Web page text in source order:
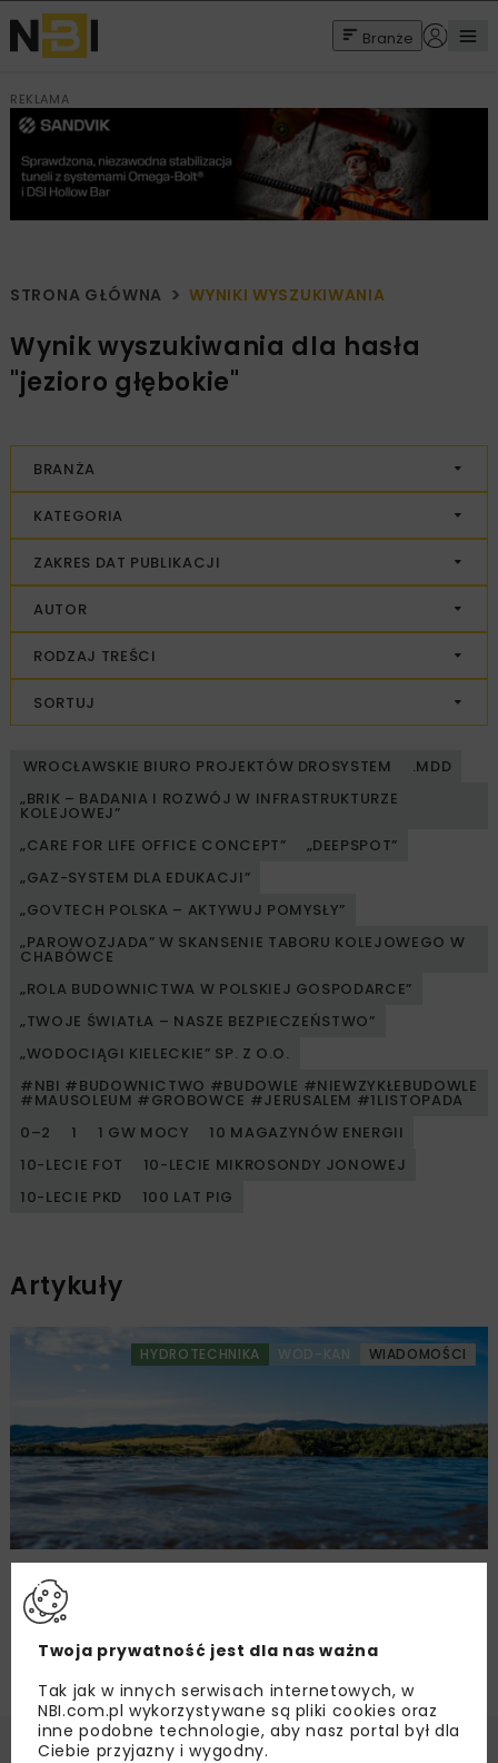
Branże
REKLAMA
STRONA GŁÓWNA WYNIKI WYSZUKIWANIA
Wynik wyszukiwania dla hasła
"jezioro głębokie"
BRANŻA
KATEGORIA
ZAKRES DAT PUBLIKACJI
AUTOR
RODZAJ TREŚCI
SORTUJ
WROCŁAWSKIE BIURO PROJEKTÓW DROSYSTEM
.MDD
„BRIK – BADANIA I ROZWÓJ W INFRASTRUKTURZE
KOLEJOWEJ”
„CARE FOR LIFE OFFICE CONCEPT”
„DEEPSPOT”
„GAZ-SYSTEM DLA EDUKACJI”
„GOVTECH POLSKA – AKTYWUJ POMYSŁY”
„PAROWOZJADA” W SKANSENIE TABORU KOLEJOWEGO W
CHABÓWCE
„ROLA BUDOWNICTWA W POLSKIEJ GOSPODARCE”
„TWOJE ŚWIATŁA – NASZE BEZPIECZEŃSTWO”
„WODOCIĄGI KIELECKIE” SP. Z O.O.
#NBI #BUDOWNICTWO #BUDOWLE #NIEWZYKŁEBUDOWLE
#MAUSOLEUM #GROBOWCE #JERUSALEM #1LISTOPADA
0–2
1 1 GW MOCY
10 MAGAZYNÓW ENERGII
10-LECIE FOT
10-LECIE MIKROSONDY JONOWEJ
10-LECIE PKD
100 LAT PIG
Artykuły
HYDROTECHNIKA WOD-KAN WIADOMOŚCI
Dolewanie wody do Jeziora Głębokiego
Twoja prywatność jest dla nas ważna
Tak jak w innych serwisach internetowych, w
NBI.com.pl wykorzystywane są pliki cookies oraz
inne podobne technologie, aby nasz portal był dla
Ciebie przyjazny i wygodny.